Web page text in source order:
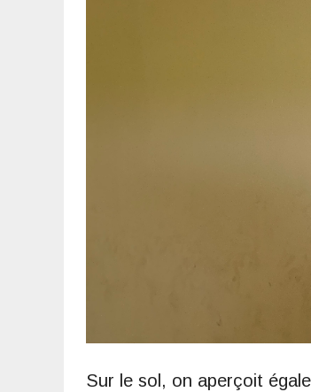
Sur le sol, on aperçoit